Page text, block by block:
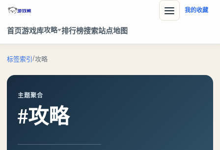
首页游戏库攻略 排行榜搜索站点地图
我的收藏
标签索引/攻略
主题聚合
#攻略